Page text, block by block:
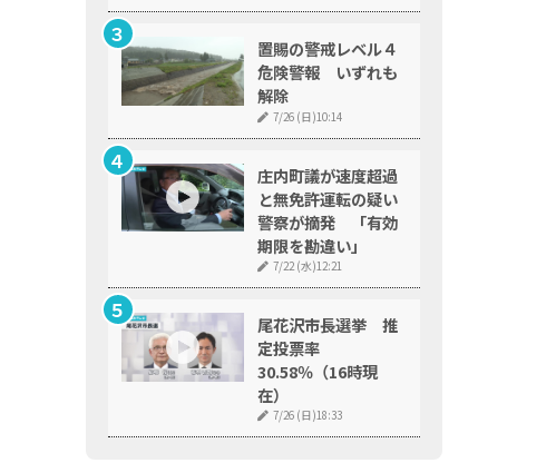
置賜の警戒レベル４
危険警報 いずれも
解除
7/26 (日)10:14
庄内町議が速度超過
と無免許運転の疑い
警察が摘発 「有効
期限を勘違い」
7/22 (水)12:21
尾花沢市長選挙 推
定投票率
30.58％（16時現
在）
7/26 (日)18:33